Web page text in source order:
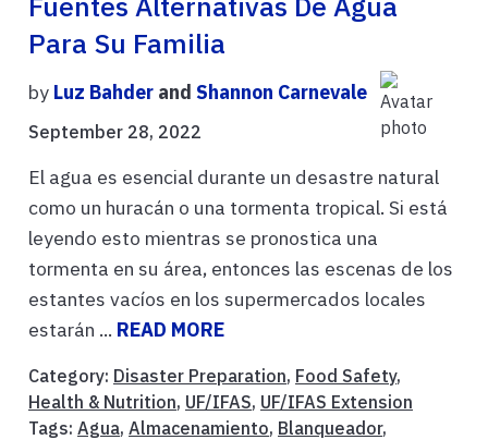
Para Su Familia
by Luz Bahder and Shannon Carnevale
September 28, 2022
El agua es esencial durante un desastre natural
como un huracán o una tormenta tropical. Si está
leyendo esto mientras se pronostica una
tormenta en su área, entonces las escenas de los
estantes vacíos en los supermercados locales
estarán ... READ MORE
Category: Disaster Preparation, Food Safety,
Health & Nutrition, UF/IFAS, UF/IFAS Extension
Tags: Agua, Almacenamiento, Blanqueador,